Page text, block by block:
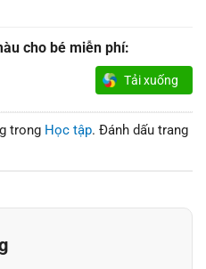
cho bé miễn phí:
Tải xuống
trong Học tập. Đánh dấu trang